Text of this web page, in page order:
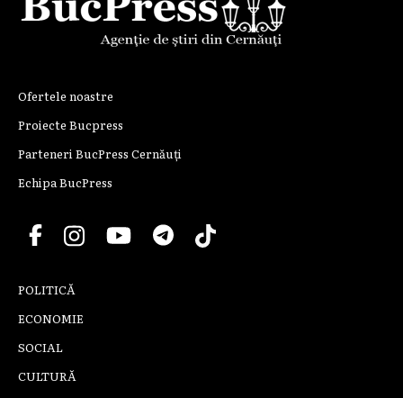
Ofertele noastre
Proiecte Bucpress
Parteneri BucPress Cernăuți
Echipa BucPress
POLITICĂ
ECONOMIE
SOCIAL
CULTURĂ